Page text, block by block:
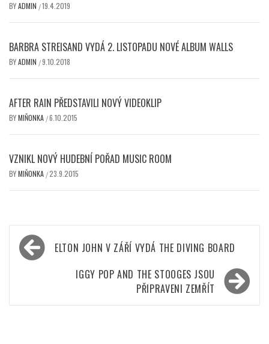
BYADMIN /19.4.2019
BARBRA STREISAND VYDÁ 2. LISTOPADU NOVÉ ALBUM WALLS
BYADMIN /9.10.2018
AFTER RAIN PŘEDSTAVILI NOVÝ VIDEOKLIP
BYMIŇONKA /6.10.2015
VZNIKL NOVÝ HUDEBNÍ POŘAD MUSIC ROOM
BYMIŇONKA /23.9.2015
Navigace
pro
příspěvek
ELTON JOHN V ZÁŘÍ VYDÁ THE DIVING BOARD
IGGY POP AND THE STOOGES JSOU
PŘIPRAVENI ZEMŘÍT